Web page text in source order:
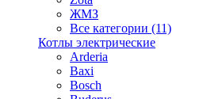
ЖМЗ
Все категории (11)
Котлы электрические
Arderia
Baxi
Bosch